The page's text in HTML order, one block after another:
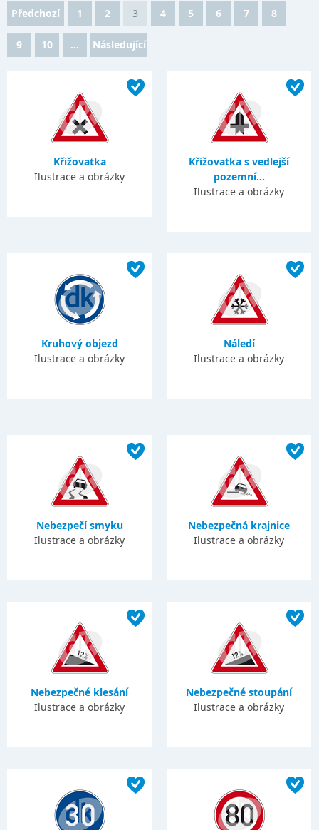
Předchozí 1 2 3 4 5 6 7 8
9 10 ... Následující
Křižovatka
Ilustrace a obrázky
Křižovatka s vedlejší
pozemní...
Ilustrace a obrázky
Kruhový objezd
Ilustrace a obrázky
Náledí
Ilustrace a obrázky
Nebezpečí smyku
Ilustrace a obrázky
Nebezpečná krajnice
Ilustrace a obrázky
Nebezpečné klesání
Ilustrace a obrázky
Nebezpečné stoupání
Ilustrace a obrázky